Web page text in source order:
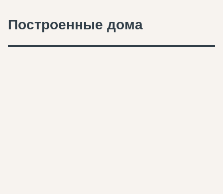
Построенные дома